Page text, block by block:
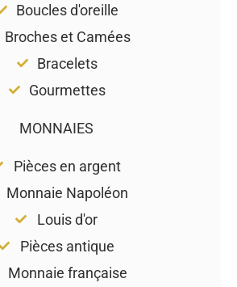
Boucles d'oreille
Broches et Camées
Bracelets
Gourmettes
MONNAIES
Pièces en argent
Monnaie Napoléon
Louis d'or
Pièces antique
Monnaie française